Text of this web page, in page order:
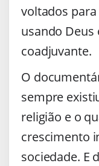
voltados
usando Deus
coadjuvante.
O
sempre
religião e o
crescimento
sociedade. E